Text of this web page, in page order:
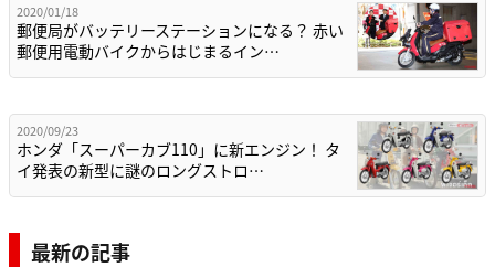
2020/01/18
郵便局がバッテリーステーションになる？ 赤い
郵便用電動バイクからはじまるイン…
2020/09/23
ホンダ「スーパーカブ110」に新エンジン！ タ
イ発表の新型に謎のロングストロ…
最新の記事